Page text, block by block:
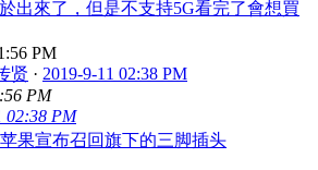
於出來了，但是不支持5G看完了會想買
PM
贤 · 2019-9-11 02:38 PM
PM
02:38 PM
果宣布召回旗下的三脚插头